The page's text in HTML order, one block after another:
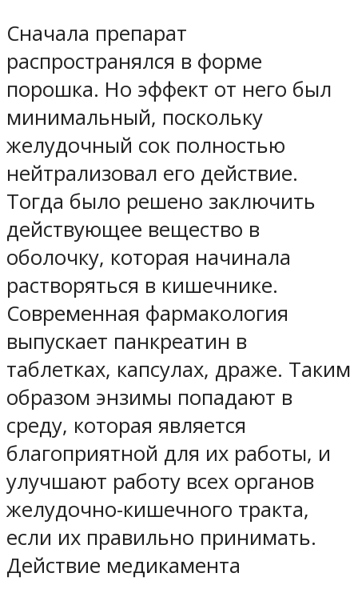
Сначала препарат
распространялся в форме
порошка. Но эффект от него был
минимальный, поскольку
желудочный сок полностью
нейтрализовал его действие.
Тогда было решено заключить
действующее вещество в
оболочку, которая начинала
растворяться в кишечнике.
Современная фармакология
выпускает панкреатин в
таблетках, капсулах, драже. Таким
образом энзимы попадают в
среду, которая является
благоприятной для их работы, и
улучшают работу всех органов
желудочно-кишечного тракта,
если их правильно принимать.
Действие медикамента